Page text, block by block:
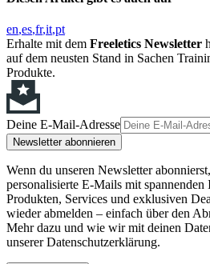
en es fr it pt
Erhalte mit dem Freeletics Newsletter
auf dem neusten Stand in Sachen
Produkte.
Deine E-Mail-Adresse
Newsletter abonnieren
Wenn du unseren Newsletter
personalisierte E-Mails mit spannenden
Produkten, Services und exklusiven
wieder abmelden – einfach über den
Mehr dazu und wie wir mit deinen
unserer Datenschutzerklärung.